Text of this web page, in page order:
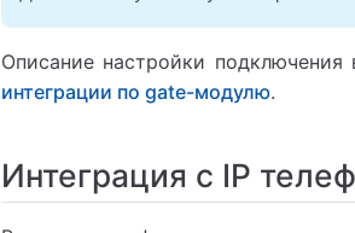
Описание настройки
интеграции по gate-модулю.
Интеграция с IP